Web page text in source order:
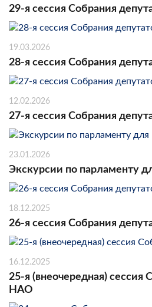
29-я сессия Собрания
19.03.2026
28-я сессия Собрания
12.02.2026
27-я сессия Собрания
23.01.2026
Экскурсии по парламенту
18.12.2025
26-я сессия Собрания
16.12.2025
25-я (внеочередная) сессия
НАО